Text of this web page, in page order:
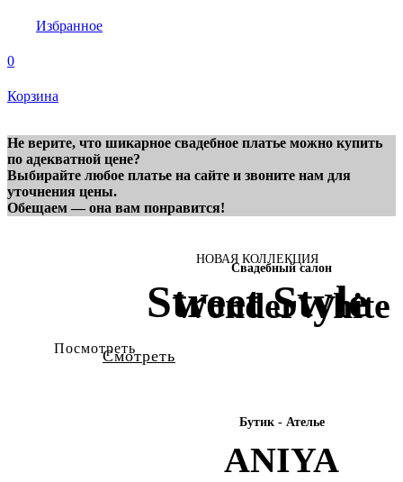
Избранное
0
Корзина
Не верите, что шикарное свадебное платье можно купить
по адекватной цене?
Выбирайте любое платье на сайте и звоните нам для
уточнения цены.
Обещаем — она вам понравится!
Свадебный салон
WonderWhite
Посмотреть
Бутик - Ателье
ANIYA
НОВАЯ КОЛЛЕКЦИЯ
Street Style
Смотреть